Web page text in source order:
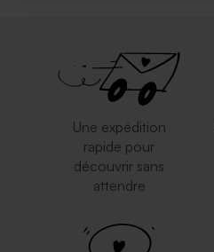
Une expédition
rapide pour
découvrir sans
attendre